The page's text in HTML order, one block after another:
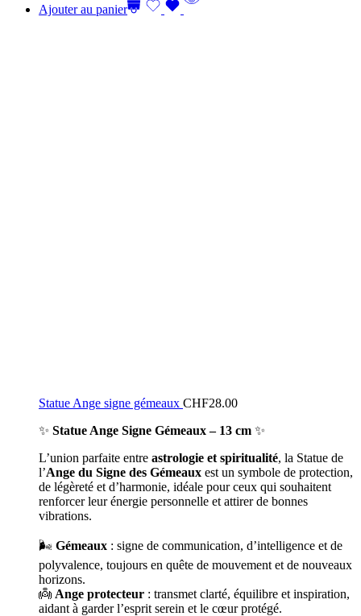
Ajouter au panier
Statue Ange signe gémeaux CHF28.00
✨ Statue Ange Signe Gémeaux – 13 cm ✨
L’union parfaite entre astrologie et spiritualité, la Statue de
l’Ange du Signe des Gémeaux est un symbole de protection,
de légèreté et d’harmonie, idéale pour ceux qui souhaitent
renforcer leur énergie personnelle et attirer de bonnes
vibrations.
🌬️ Gémeaux : signe de communication, d’intelligence et de
polyvalence, toujours en quête de mouvement et de nouveaux
horizons.
👼 Ange protecteur : transmet clarté, équilibre et inspiration,
aidant à garder l’esprit serein et le cœur protégé.